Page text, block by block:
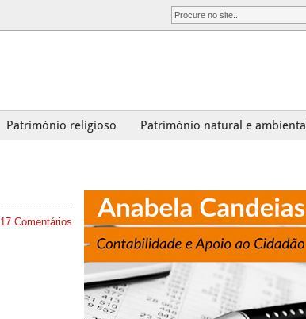
Património religioso
Património natural e ambiental
17 Comentários